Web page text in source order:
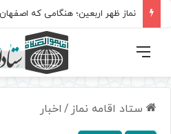
فهرست
ستاد اقامه نماز / اخبار